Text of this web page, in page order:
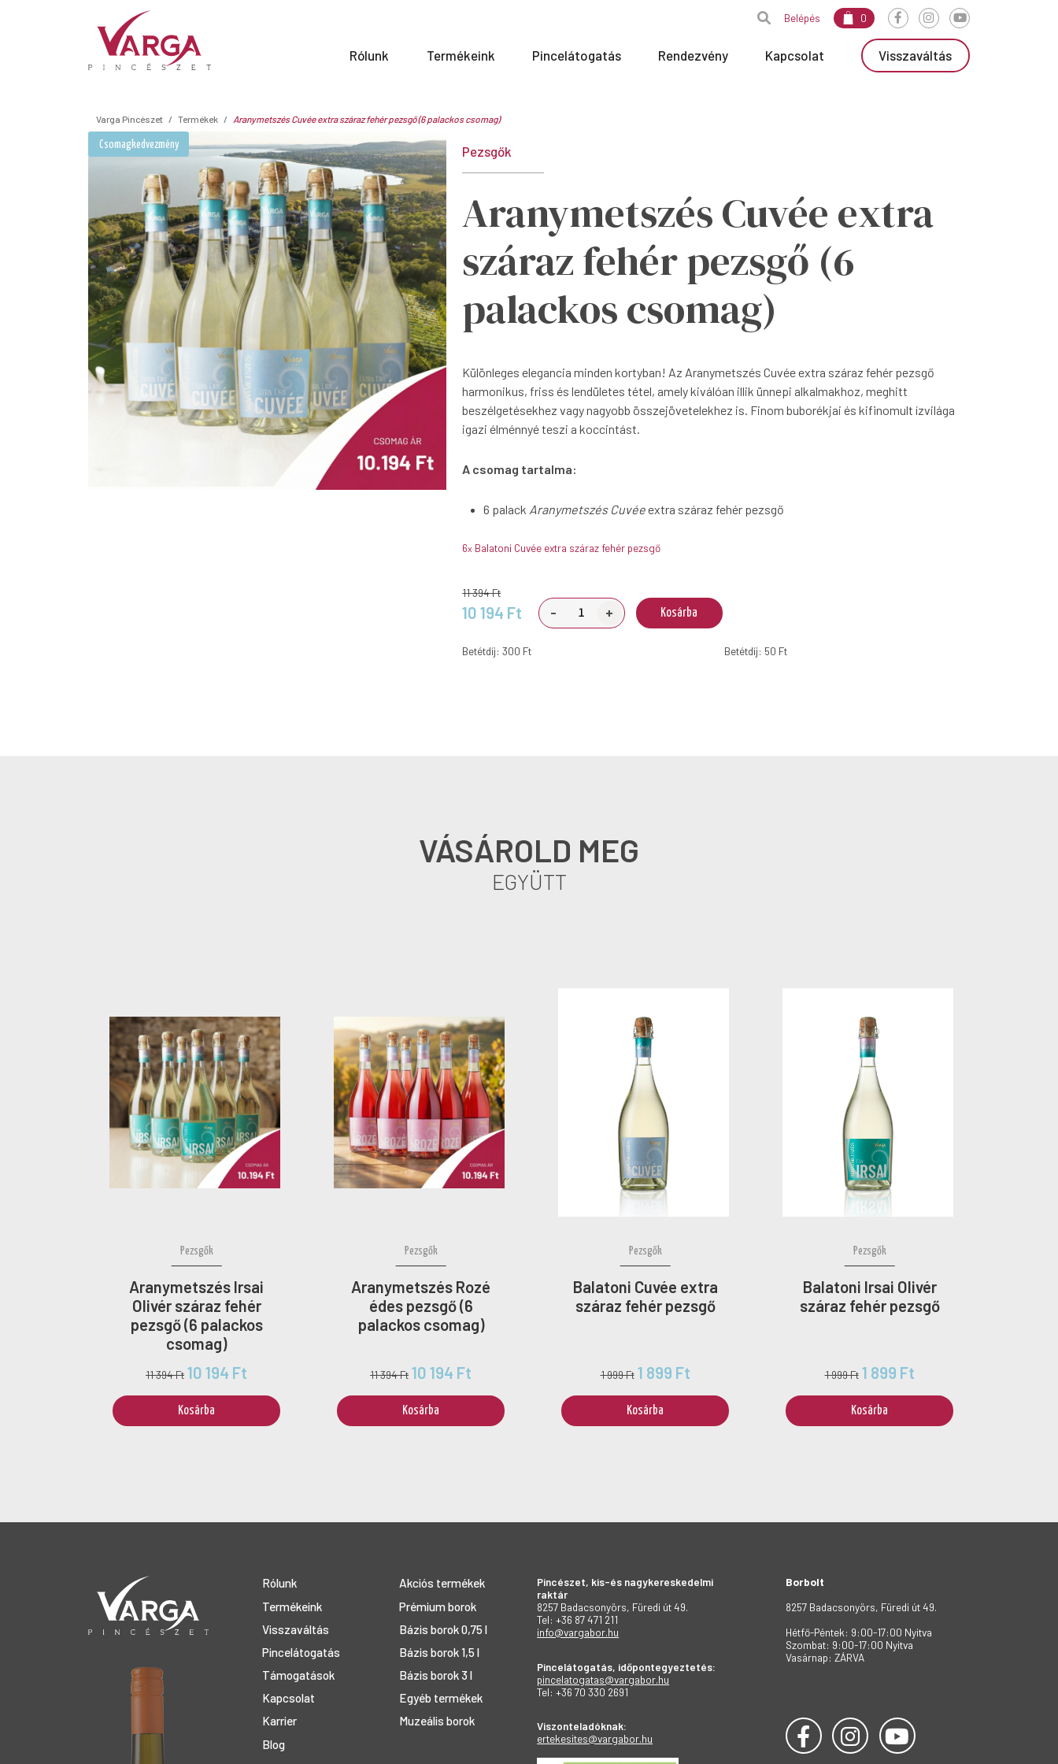
Rólunk Termékeink Pincelátogatás Rendezvény Kapcsolat Visszaváltás
Belépés 0
Varga Pincészet Termékek Aranymetszés Cuvée extra száraz fehér pezsgő (6 palackos csomag)
Csomagkedvezmény Pezsgők
Aranymetszés Cuvée extra
száraz fehér pezsgő (6
palackos csomag)
Különleges elegancia minden kortyban! Az Aranymetszés Cuvée extra száraz fehér pezsgő
harmonikus, friss és lendületes tétel, amely kiválóan illik ünnepi alkalmakhoz, meghitt
beszélgetésekhez vagy nagyobb összejövetelekhez is. Finom buborékjai és kifinomult ízvilága
igazi élménnyé teszi a koccintást.
A csomag tartalma:
6 palack Aranymetszés Cuvéeextra száraz fehér pezsgő
6x Balatoni Cuvée extra száraz fehér pezsgő
11 394 Ft
10 194 Ft - + Kosárba
Betétdíj: 300 Ft Betétdíj: 50 Ft
VÁSÁROLD MEG
EGYÜTT
Pezsgők
Aranymetszés Irsai
Olivér száraz fehér
pezsgő (6 palackos
csomag)
11 394 Ft 10 194 Ft
Kosárba
Pezsgők
Aranymetszés Rozé
édes pezsgő (6
palackos csomag)
11 394 Ft 10 194 Ft
Kosárba
Pezsgők
Balatoni Cuvée extra
száraz fehér pezsgő
1 999 Ft 1 899 Ft
Kosárba
Pezsgők
Balatoni Irsai Olivér
száraz fehér pezsgő
1 999 Ft 1 899 Ft
Kosárba
Rólunk
Termékeink
Visszaváltás
Pincelátogatás
Támogatások
Kapcsolat
Karrier
Blog
Akciós termékek
Prémium borok
Bázis borok 0,75 l
Bázis borok 1,5 l
Bázis borok 3 l
Egyéb termékek
Muzeális borok
Pincészet, kis-és nagykereskedelmi
raktár
8257 Badacsonyörs, Füredi út 49.
Tel: +36 87 471 211
info@vargabor.hu
Pincelátogatás, időpontegyeztetés:
pincelatogatas@vargabor.hu
Tel: +36 70 330 2691
Viszonteladóknak:
ertekesites@vargabor.hu
Borbolt
8257 Badacsonyörs, Füredi út 49.
Hétfő-Péntek: 9:00-17:00 Nyitva
Szombat: 9:00-17:00 Nyitva
Vasárnap: ZÁRVA